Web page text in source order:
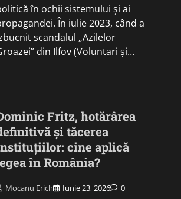
în ochii sistemului și ai
În iulie 2023, când a
scandalul „Azilelor
din Ilfov (Voluntari și…
Fritz, hotărârea
și tăcerea
cine aplică
în România?
Mocanu Erich Iunie 23, 2026 0